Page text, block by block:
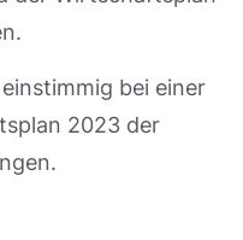
bei einer
2023 der